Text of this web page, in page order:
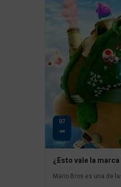
07
ABR
¿Esto vale la
Mario Bros es una de